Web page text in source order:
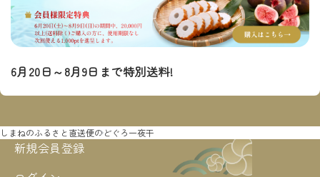
6月20日～8月9日まで特別送料!
しまねのふるさと直送便のどぐろ一夜干
新規会員登録